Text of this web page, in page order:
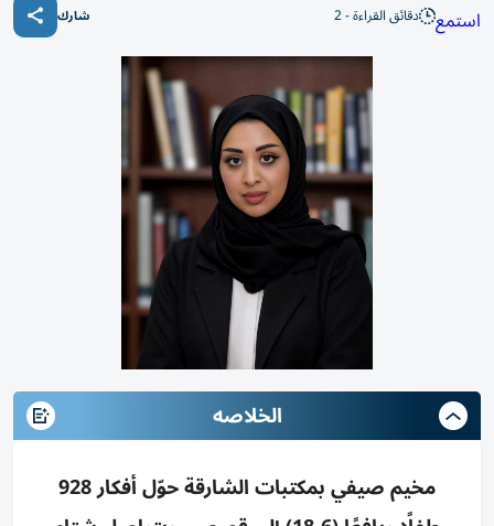
استمع دقائق القراءة - 2 شارك
الخلاصه
مخيم صيفي بمكتبات الشارقة حوّل أفكار 928